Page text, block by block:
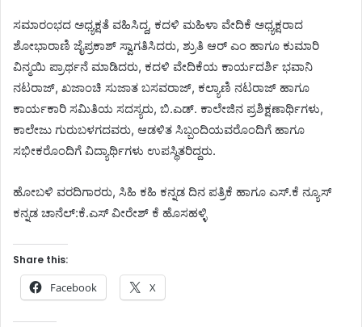
ಸಮಾರಂಭದ ಅಧ್ಯಕ್ಷತೆ ವಹಿಸಿದ್ದ, ಕದಳಿ ಮಹಿಳಾ ವೇದಿಕೆ ಅಧ್ಯಕ್ಷರಾದ
ಶೋಭಾರಾಣಿ ಜೈಪ್ರಕಾಶ್ ಸ್ವಾಗತಿಸಿದರು, ಶ್ರುತಿ ಆರ್ ಎಂ ಹಾಗೂ ಕುಮಾರಿ
ವಿನ್ಮಯಿ ಪ್ರಾರ್ಥನೆ ಮಾಡಿದರು, ಕದಳಿ ವೇದಿಕೆಯ ಕಾರ್ಯದರ್ಶಿ ಭವಾನಿ
ನಟರಾಜ್, ಖಜಾಂಚಿ ಸುಜಾತ ಬಸವರಾಜ್, ಕಲ್ಯಾಣಿ ನಟರಾಜ್ ಹಾಗೂ
ಕಾರ್ಯಕಾರಿ ಸಮಿತಿಯ ಸದಸ್ಯರು, ಬಿ.ಎಡ್. ಕಾಲೇಜಿನ ಪ್ರಶಿಕ್ಷಣಾರ್ಥಿಗಳು,
ಕಾಲೇಜು ಗುರುಬಳಗದವರು, ಆಡಳಿತ ಸಿಬ್ಬಂದಿಯವರೊಂದಿಗೆ ಹಾಗೂ
ಸಭೀಕರೊಂದಿಗೆ ವಿದ್ಯಾರ್ಥಿಗಳು ಉಪಸ್ಥಿತರಿದ್ದರು.
ಹೋಬಳಿ ವರದಿಗಾರರು, ಸಿಹಿ ಕಹಿ ಕನ್ನಡ ದಿನ ಪತ್ರಿಕೆ ಹಾಗೂ ಎಸ್.ಕೆ ನ್ಯೂಸ್
ಕನ್ನಡ ಚಾನೆಲ್:ಕೆ.ಎಸ್ ವೀರೇಶ್ ಕೆ ಹೊಸಹಳ್ಳಿ
Share this:
Facebook X